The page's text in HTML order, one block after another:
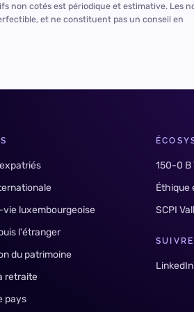
non cotés est périodique et estimative. Les
et ne constituent pas un conseil en
luxembourgeoise
l'étranger
du patrimoine
retraite
pays
150-0 B
Éthique
SCPI
SUIVRE
LinkedIn